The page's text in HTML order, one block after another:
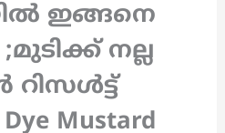
ഇങ്ങനെ
നല്ല
റിസൾട്ട്
Mustard